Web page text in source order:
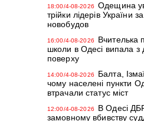
18:00/4-08-2026
Одещина
трійки лідерів України за
новобудов
16:00/4-08-2026
Вчителька
школи в Одесі випала з
поверху
14:00/4-08-2026
Балта,
чому населені пункти
втрачали статус міст
12:00/4-08-2026
В Одесі
замовному вбивству